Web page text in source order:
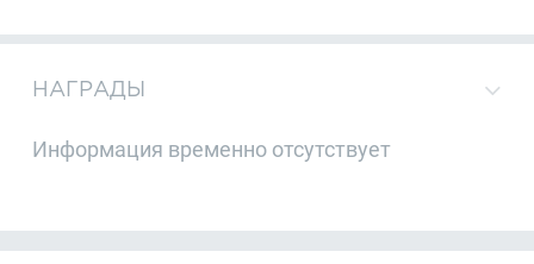
НАГРАДЫ
Информация временно отсутствует